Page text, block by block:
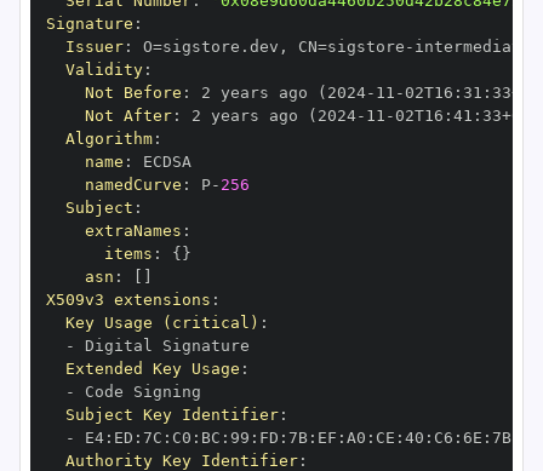
Signature :
Issuer: O=sigstore.dev , CN=sigstore -
Validity:
Not Before : 2 years ago (2024- 11 -02T16 : 31 : 33+00
Not After: 2 years ago (2024- 11 -02T16 : 41 : 33+00
Algorithm:
name :
namedCurve : P- 256
Subject :
extraNames :
items : { }
asn :
X509v3 extensions :
Key Usage (critical) :
-
Extended Key Usage :
-
Subject Key Identifier:
-
E4: ED : 7C : C0 : BC : 99 : FD : 7B: EF : A0 : CE : 40 : C6 : 6E : 7B:
Authority Key Identifier: